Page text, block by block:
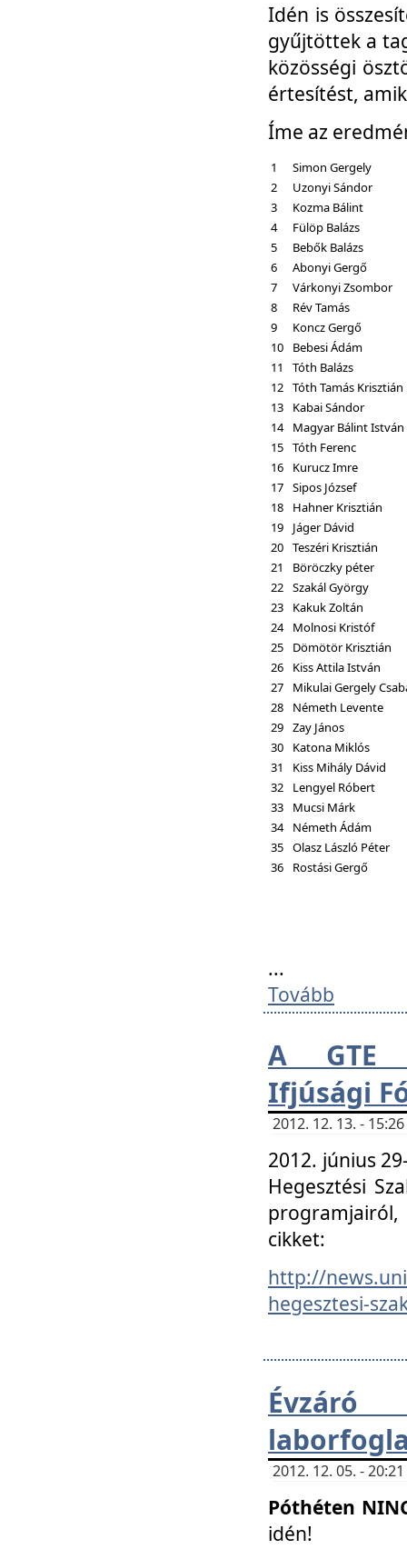
Idén is
gyűjtöttek a
közösségi
értesítést,
Íme az
1
Simon Gergely
2
Uzonyi Sándor
3
Kozma Bálint
4
Fülöp Balázs
5
Bebők Balázs
6
Abonyi Gergő
7
Várkonyi Zsombor
8
Rév Tamás
9
Koncz Gergő
10
Bebesi Ádám
11
Tóth Balázs
12 Tóth Tamás Krisztián
13
Kabai Sándor
14 Magyar Bálint István
15 Tóth Ferenc
16
Kurucz Imre
17 Sipos József
18
Hahner Krisztián
19
Jáger Dávid
20 Teszéri Krisztián
21
Böröczky péter
22 Szakál György
23
Kakuk Zoltán
24
Molnosi Kristóf
25
Dömötör Krisztián
26
Kiss Attila István
27
Mikulai Gergely
28
Németh Levente
29 Zay János
30
Katona Miklós
31
Kiss Mihály Dávid
32
Lengyel Róbert
33
Mucsi Márk
34
Németh Ádám
35 Olasz László Péter
36
Rostási Gergő
...
Tovább
A GTE
Ifjúsági
2012. 12. 13. -
2012. június
Hegesztési
cikket:
http://
hegesztesi-
2012. 12. 05. -
Póthéten
idén!